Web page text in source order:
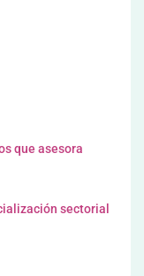
que asesora
sectorial